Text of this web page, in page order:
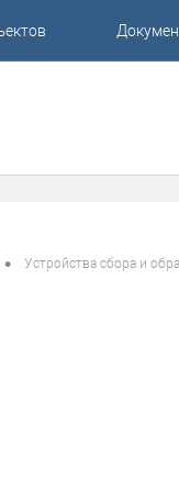
• Устройства сбора и